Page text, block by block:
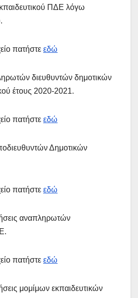
ΠΔΕ λόγω
πατήστε εδώ
διευθυντών δημοτικών
έτους 2020-2021.
πατήστε εδώ
Δημοτικών
πατήστε εδώ
αναπληρωτών
πατήστε εδώ
μομίμων εκπαιδευτικών